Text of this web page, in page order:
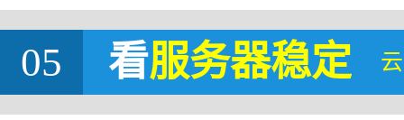
05 看服务器稳定